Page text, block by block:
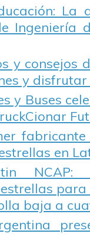
La
Ingeniería
y consejos
y disfrutar
y Buses
en
NCAP:
para
baja a